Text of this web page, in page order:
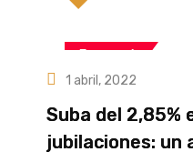
Economía
1 abril, 2022
Suba del 2,85%
jubilaciones: un